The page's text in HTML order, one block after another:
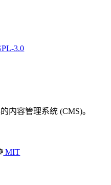
3.0
内容管理系统 (CMS)。
MIT